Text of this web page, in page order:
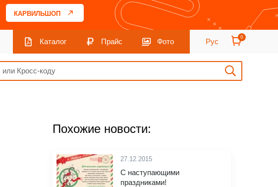
КАРВИЛЬШОП
Каталог Прайс Фото Рус
0
Похожие новости:
27.12.2015
С наступающими
праздниками!